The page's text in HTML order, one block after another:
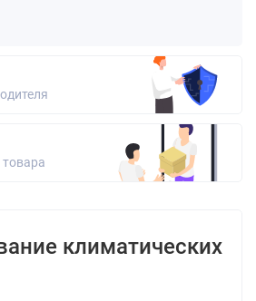
климатических